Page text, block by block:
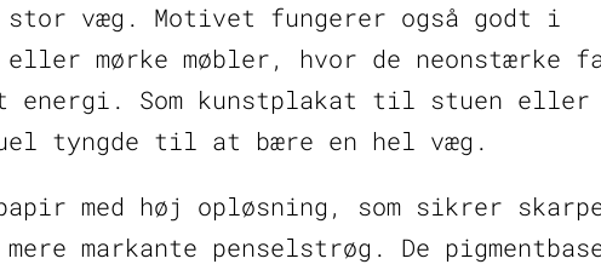
stor væg. Motivet fungerer også godt i
mørke møbler, hvor de neonstærke
energi. Som kunstplakat til stuen eller
tyngde til at bære en hel væg.
med høj opløsning, som sikrer
markante penselstrøg. De